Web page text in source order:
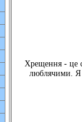
Хрещення - це
люблячими. Я